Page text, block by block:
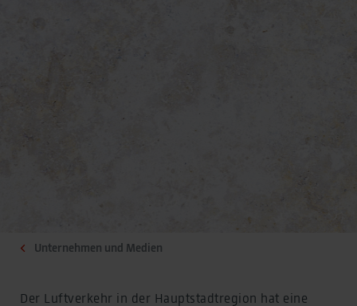
Unternehmen und Medien
Der Luftverkehr in der Hauptstadtregion hat eine